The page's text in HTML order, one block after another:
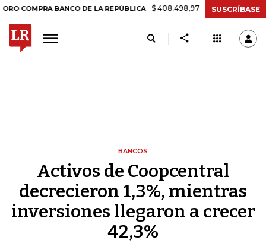
BANCO DE LA REPÚBLICA $ 408.498,97 +$ 8.753,81 +2,19%
SUSCRÍBASE
BANCOS
Activos de Coopcentral
decrecieron 1,3%, mientras
inversiones llegaron a crecer
42,3%